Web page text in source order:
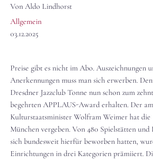
Von Aldo Lindhorst
Allgemein
03.12.2025
Preise gibt es nicht im Abo. Auszeichnungen
Anerkennungen muss man sich erwerben.
Dresdner Jazzclub Tonne nun schon zum
begehrten APPLAUS-Award erhalten. Der
Kulturstaatsminister Wolfram Weimer hat die
München vergeben. Von 480 Spielstätten
sich bundesweit hierfür beworben hatten,
Einrichtungen in drei Kategorien prämiiert.